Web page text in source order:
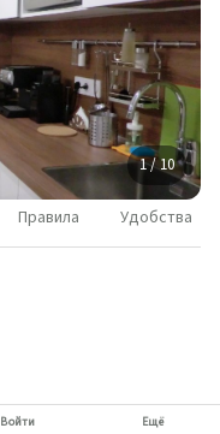
1 / 10
Правила Удобства
Войти Ещё